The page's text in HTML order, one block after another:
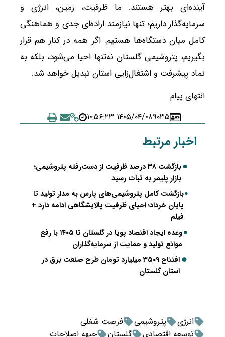
آینده‌ای بهتر هستند. ما ظرفیت، زمین، انرژی و
سرمایه‌گذار داریم؛ تنها نیازمند اراده‌ای جدی و هماهنگی
کامل میان دستگاه‌ها هستیم. اگر همه در کنار هم قرار
بگیریم، پتروشیمی گلستان نه‌تنها احیا می‌شود، بلکه به
نماد پیشرفت و اشتغال‌زایی استان تبدیل خواهد شد.
انتهای پیام
۹۰۳۵۱۴۰۵/۰۴/۰۸ ۱۰:۵۶:۲۳
اخبار مرتبط
بازگشت ۳۸ درصد ظرفیت از دست‌رفته پتروشیمی؛
بازار پلیمر به ثبات رسید
بازگشت کامل پتروشیمی‌های پارس به مدار تولید تا
پایان خرداد؛ احیای ظرفیت پالایشگاهی ادامه دارد +
فیلم
وعده ایجاد اقتصاد پویا در گلستان تا ۱۴۰۵ با رفع
موانع تولید و حمایت از سرمایه‌گذاران
افتتاح ۳۵۰۹ میلیارد تومان طرح صنعت برق در
استان گلستان
انرژی پتروشیمی
فرصت شغلی
توسعه اقتصادی
گلستان جبهه اصلاحات